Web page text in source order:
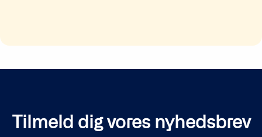
Tilmeld dig vores nyhedsbrev